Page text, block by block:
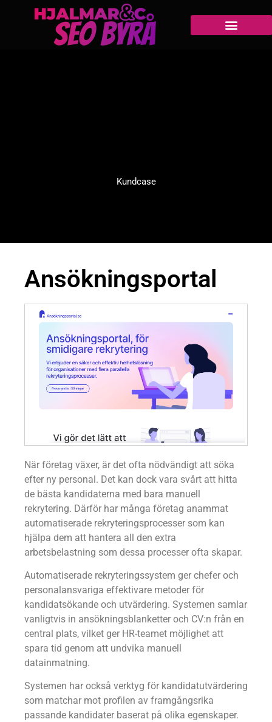
Kundcase
Ansökningsportal
När företag växer, är det ofta nödvändigt att söka
efter ny personal. Det kan dock vara svårt att hitta
de bästa kandidaterna med bara manuell
rekrytering. Därför har många företag anammat
automatiserade rekryteringsprocesser som kan
hjälpa dem att hantera all den extra
arbetsbelastning som dessa processer ofta skapar.
Automatiserade rekryteringssystem ger chefer och
personalansvariga effektivare metoder för
kandidatsökande och utvärdering. Systemen samlar
vanligtvis in ansökningsblanketter och CV:n från en
central plats, vilket ger HR-teamet möjlighet att
spara tid genom att undvika manuell
datainmatning.
Systemen har också verktyg för kandidatutvärdering
som matchar mot profilen av framgångsrika
passande kandidater baserat på olika egenskaper.